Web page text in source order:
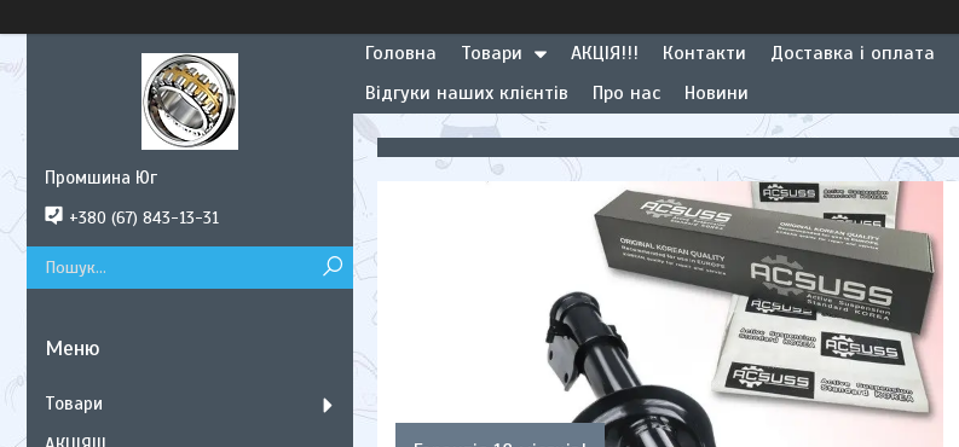
Головна Товари АКЦІЯ!!! Контакти Доставка і оплата
Відгуки наших клієнтів
Про нас Новини
Промшина Юг
+380 (67) 843-13-31
Товари